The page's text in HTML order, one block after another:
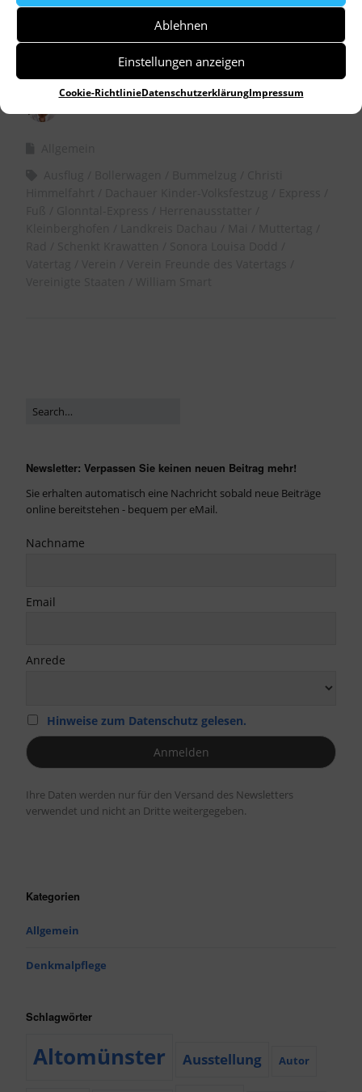
Ablehnen
Einstellungen anzeigen
Cookie-RichtlinieDatenschutzerklärungImpressum
Newsletter: Verpassen Sie keinen neuen Beitrag mehr!
Sie erhalten automatisch eine Nachricht sobald neue Beiträge
online bereitstehen - bequem per eMail.
Nachname
Email
Anrede
Hinweise zum Datenschutz gelesen.
Ihre Daten werden nur für den Versand des Newsletters
verwendet und nicht an Dritte weitergegeben.
Kategorien
Allgemein
Denkmalpflege
Schlagwörter
Altomünster Ausstellung Autor